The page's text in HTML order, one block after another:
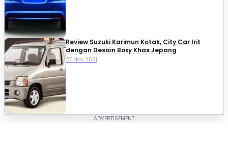
Review Suzuki Karimun Kotak, City Car Irit
dengan Desain Boxy Khas Jepang
27 Nov 2021